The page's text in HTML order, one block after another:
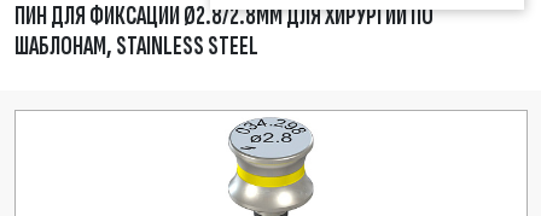
ПИН ДЛЯ ФИКСАЦИИ Ø2.8/2.8ММ ДЛЯ ХИРУРГИИ ПО
ШАБЛОНАМ, STAINLESS STEEL